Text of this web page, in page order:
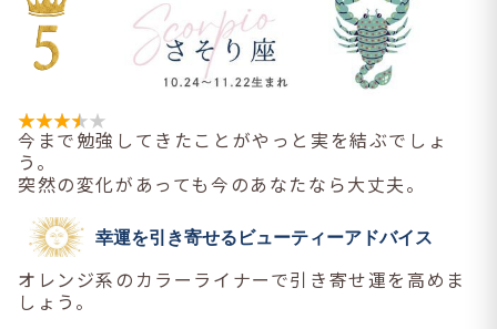
今まで勉強してきたことがやっと実を結ぶでしょ
う。
突然の変化があっても今のあなたなら大丈夫。
幸運を引き寄せるビューティーアドバイス
オレンジ系のカラーライナーで引き寄せ運を高めま
しょう。